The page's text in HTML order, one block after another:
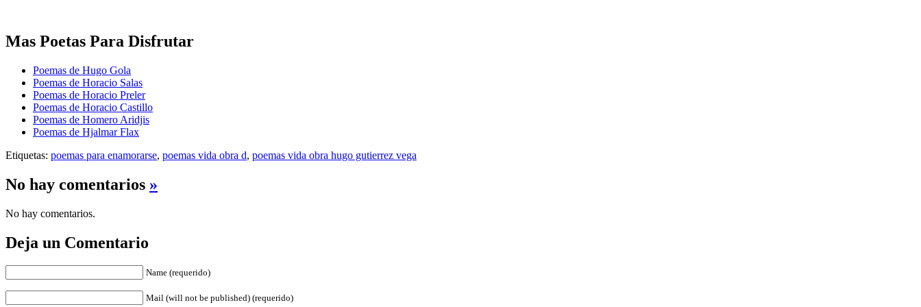
Mas Poetas Para Disfrutar
Poemas de Hugo Gola
Poemas de Horacio Salas
Poemas de Horacio Preler
Poemas de Horacio Castillo
Poemas de Homero Aridjis
Poemas de Hjalmar Flax
Etiquetas: poemas para enamorarse, poemas vida obra d, poemas vida obra hugo gutierrez vega
No hay comentarios »
No hay comentarios.
Deja un Comentario
Name (requerido)
Mail (will not be published) (requerido)